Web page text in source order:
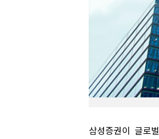
삼성증권이 글로